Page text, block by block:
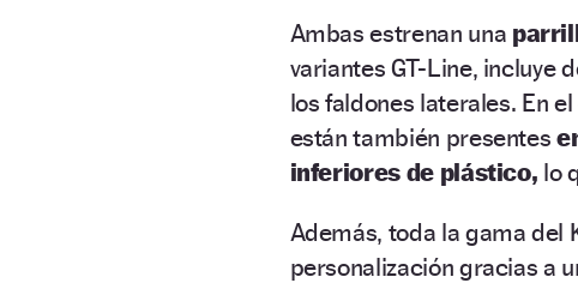
Ambas estrenan una
variantes GT-Line, incluye
los faldones laterales. En
están también presentes
inferiores de plástico, lo
Además, toda la gama del
personalización gracias a